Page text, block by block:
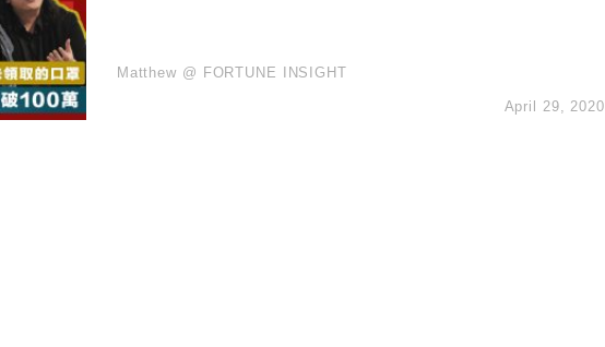
2300萬元 斥21億翻新香港及東京半島
高球場活動前 男子攜槍彈被捕
至51 企業擴張放慢兼縮減人手
億美元 支援Anthropic租用Google晶片
屬關稅範圍 14類產品或加徵25%
Matthew @ FORTUNE INSIGHT
April 29, 2020